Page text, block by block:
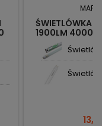
ŚWIETLÓWKA
1900LM 4000K